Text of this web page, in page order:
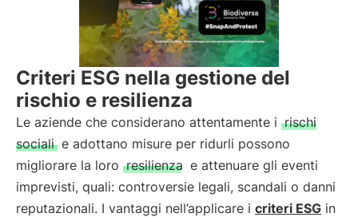
Criteri ESG nella gestione del
rischio e resilienza
Le aziende che considerano attentamente i rischi
sociali e adottano misure per ridurli possono
migliorare la loro resilienza e attenuare gli eventi
imprevisti, quali: controversie legali, scandali o danni
reputazionali. I vantaggi nell’applicare i criteri ESG in